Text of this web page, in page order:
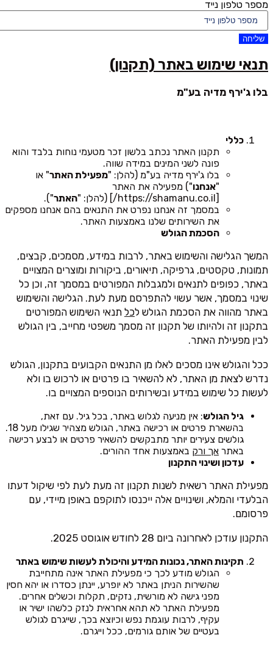
מספר טלפון נייד
שליחה
תנאי שימוש באתר (תקנון)
בלו ג'ירף מדיה בע"מ
כללי
תקנון האתר נכתב בלשון זכר מטעמי נוחות בלבד והוא
פונה לשני המינים במידה שווה.
בלו ג'ירף מדיה בע"מ (להלן: "מפעילת האתר" או
"אנחנו") מפעילה את האתר
האתר").
במסמך זה אנחנו נפרט את התנאים בהם אנחנו מספקים
את השירותים שלנו באמצעות האתר.
הסכמת הגולש
המשך הגלישה והשימוש באתר, לרבות במידע, מסמכים, קבצים,
תמונות, טקסטים, גרפיקה, תיאורים, ביקורות ומוצרים המצויים
באתר, כפופים לתנאים ולמגבלות המפורטים במסמך זה, וכן כל
שינוי במסמך, אשר עשוי להתפרסם מעת לעת. הגלישה והשימוש
באתר מהווה את הסכמת הגולש לכל תנאי השימוש המפורטים
בתקנון זה ולהיותו של תקנון זה מסמך משפטי מחייב, בין הגולש
לבין מפעילת האתר.
ככל והגולש אינו מסכים לאלו מן התנאים הקבועים בתקנון, הגולש
נדרש לצאת מן האתר, לא להשאיר בו פרטים או לרכוש בו ולא
לעשות כל שימוש במידע ובשירותים הנוספים המצויים בו.
גיל הגולש: אין מניעה לגלוש באתר, בכל גיל. עם זאת,
בהשארת פרטים או רכישה באתר, הגולש מצהיר שגילו מעל 18.
גולשים צעירים יותר מתבקשים להשאיר פרטים או לבצע רכישה
באתר אך ורק באמצעות אחד ההורים.
עדכון ושינוי התקנון
מפעילת האתר רשאית לשנות תקנון זה מעת לעת לפי שיקול דעתו
הבלעדי והמלא, ושינויים אלה ייכנסו לתוקפם באופן מיידי, עם
פרסומם.
התקנון עודכן לאחרונה ביום 28 לחודש אוגוסט 2025.
תקינות האתר, נכונות המידע והיכולת לעשות שימוש באתר
הגולש מודע לכך כי מפעילת האתר אינה מתחייבת
שהשירות הניתן באתר לא יופרע, יינתן כסדרו או יהא חסין
מפני גישה לא מורשית, נזקים, תקלות וכשלים אחרים.
מפעילת האתר לא תהא אחראית לנזק כלשהו ישיר או
עקיף, לרבות עוגמת נפש וכיוצא בכך, שייגרם לגולש
בעטיים של אותם גורמים, ככל וייגרם.